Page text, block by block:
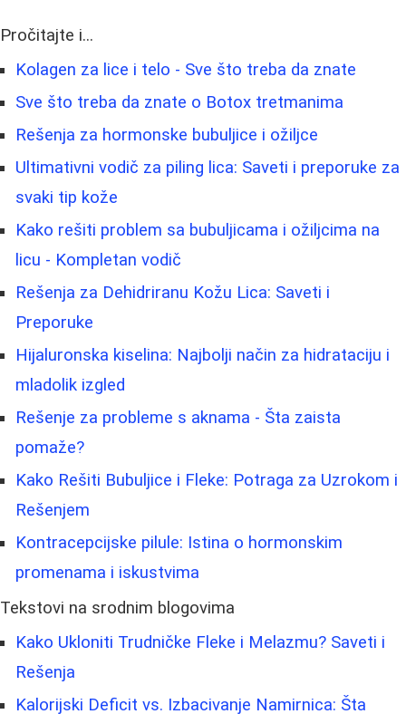
Pročitajte i...
Kolagen za lice i telo - Sve što treba da znate
Sve što treba da znate o Botox tretmanima
Rešenja za hormonske bubuljice i ožiljce
Ultimativni vodič za piling lica: Saveti i preporuke za
svaki tip kože
Kako rešiti problem sa bubuljicama i ožiljcima na
licu - Kompletan vodič
Rešenja za Dehidriranu Kožu Lica: Saveti i
Preporuke
Hijaluronska kiselina: Najbolji način za hidrataciju i
mladolik izgled
Rešenje za probleme s aknama - Šta zaista
pomaže?
Kako Rešiti Bubuljice i Fleke: Potraga za Uzrokom i
Rešenjem
Kontracepcijske pilule: Istina o hormonskim
promenama i iskustvima
Tekstovi na srodnim blogovima
Kako Ukloniti Trudničke Fleke i Melazmu? Saveti i
Rešenja
Kalorijski Deficit vs. Izbacivanje Namirnica: Šta